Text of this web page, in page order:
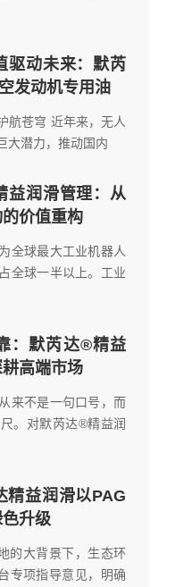
驱动未来：默芮
发动机专用油
航苍穹 近年来，无人
大潜力，推动国内
益润滑管理：从
价值重构
全球最大工业机器人
全球一半以上。工业
：默芮达®精益
高端市场
来不是一句口号，而
。对默芮达®精益润
精益润滑以PAG
升级
的大背景下，生态环
专项指导意见，明确